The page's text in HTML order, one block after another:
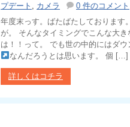
プデート , カメラ
0 件のコメント
年度末っす。ばたばたしております
が。 そんなタイミングでこんな大
は！！って。 でも世の中的にはダ
なんだろうとは思います。 個 […]
詳しくはコチラ